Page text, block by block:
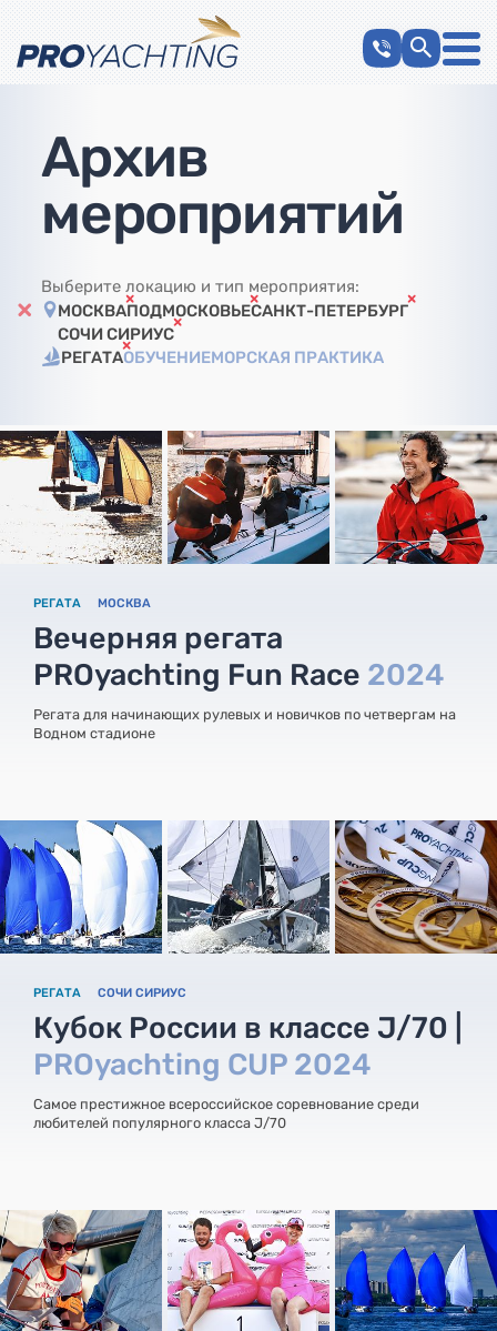
Архив
мероприятий
Выберите локацию и тип мероприятия:
МОСКВАПОДМОСКОВЬЕСАНКТ-ПЕТЕРБУРГ
СОЧИ СИРИУС
РЕГАТАОБУЧЕНИЕМОРСКАЯ ПРАКТИКА
РЕГАТА МОСКВА
Вечерняя регата
PROyachting Fun Race 2024
Регата для начинающих рулевых и новичков по четвергам на
Водном стадионе
РЕГАТА СОЧИ СИРИУС
Кубок России в классе J/70 |
PROyachting CUP 2024
Самое престижное всероссийское соревнование среди
любителей популярного класса J/70